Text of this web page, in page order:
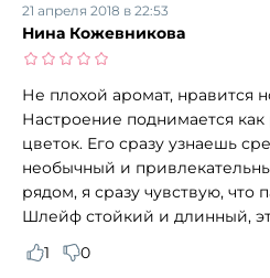
Нина Кожевникова
21 апреля 2018 в 22:53
Не плохой аромат, нравится
Настроение поднимается
цветок. Его сразу узнаешь
необычный и
рядом, я сразу чувствую, что
Шлейф стойкий и длинный,
1
0